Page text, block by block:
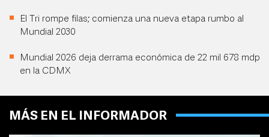
El Tri rompe filas; comienza una nueva etapa rumbo al
Mundial 2030
Mundial 2026 deja derrama económica de 22 mil 678 mdp
en la CDMX
MÁS EN EL INFORMADOR